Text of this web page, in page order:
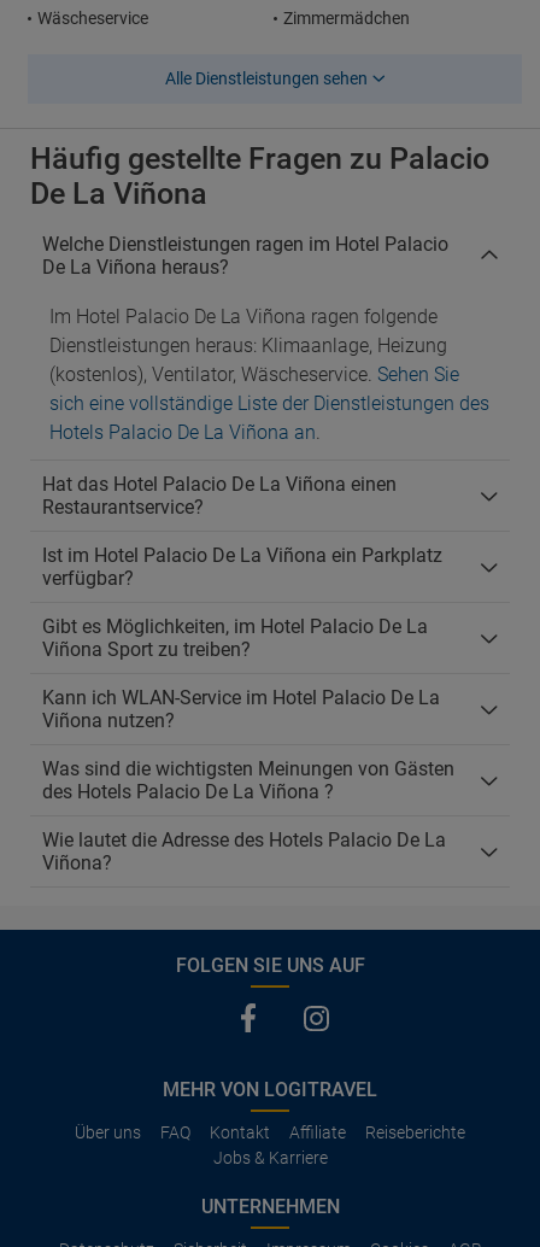
Wäscheservice
Zimmermädchen
Alle Dienstleistungen sehen
Häufig gestellte Fragen zu Palacio
De La Viñona
Welche Dienstleistungen ragen im Hotel Palacio
De La Viñona heraus?
Im Hotel Palacio De La Viñona ragen folgende
Dienstleistungen heraus: Klimaanlage, Heizung
(kostenlos), Ventilator, Wäscheservice. Sehen Sie
sich eine vollständige Liste der Dienstleistungen des
Hotels Palacio De La Viñona an.
Hat das Hotel Palacio De La Viñona einen
Restaurantservice?
Ist im Hotel Palacio De La Viñona ein Parkplatz
verfügbar?
Gibt es Möglichkeiten, im Hotel Palacio De La
Viñona Sport zu treiben?
Kann ich WLAN-Service im Hotel Palacio De La
Viñona nutzen?
Was sind die wichtigsten Meinungen von Gästen
des Hotels Palacio De La Viñona ?
Wie lautet die Adresse des Hotels Palacio De La
Viñona?
FOLGEN SIE UNS AUF
MEHR VON LOGITRAVEL
Über uns FAQ Kontakt Affiliate
Reiseberichte
Jobs & Karriere
UNTERNEHMEN